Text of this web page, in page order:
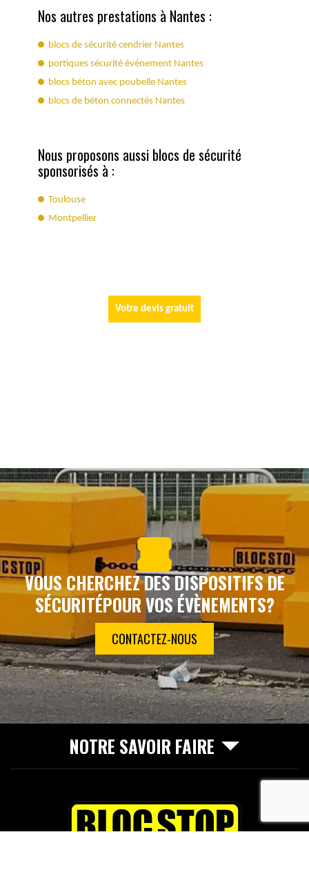
Nos autres prestations à Nantes :
blocs de sécurité cendrier Nantes
portiques sécurité événement Nantes
blocs béton avec poubelle Nantes
blocs de béton connectés Nantes
Nous proposons aussi blocs de sécurité
sponsorisés à :
Toulouse
Montpellier
Votre devis gratuit
VOUS CHERCHEZ DES DISPOSITIFS DE
SÉCURITÉPOUR VOS ÉVÈNEMENTS?
CONTACTEZ-NOUS
NOTRE SAVOIR FAIRE